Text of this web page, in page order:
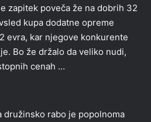
zapitek poveča že na dobrih 32
kupa dodatne opreme
evra, kar njegove konkurente
Bo že držalo da veliko nudi,
cenah …
družinsko rabo je popolnoma